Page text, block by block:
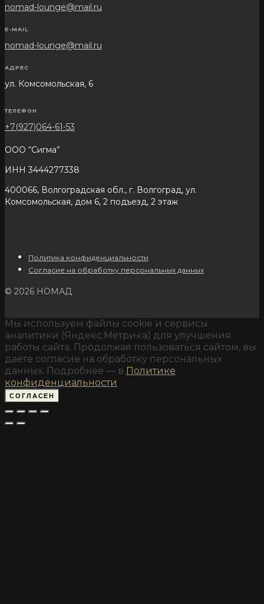
nomad-lounge@mail.ru
E-MAIL
nomad-lounge@mail.ru
АДРЕС
ул. Комсомольская, 6
ТЕЛЕФОН
+7(927)064-61-53
ООО “Сигма”
ИНН 3444277338
400066, Волгоградская обл., г. Волгоград, ул.
Комсомольская, дом 6, 2 подъезд, 2 этаж
Политика конфиденциальности
Согласие на обработку персональных данных
© 2026 НОМАД
Мы используем файлы cookie и сервисы
аналитики (Яндекс.Метрика) для улучшения
работы сайта. Продолжая пользоваться сайтом, вы
даёте согласие на обработку персональных
данных. Подробнее — в Политике
конфиденциальности
СОГЛАСЕН